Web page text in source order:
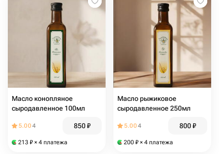
Масло конопляное
сыродавленное 100мл
5.004 850₽
213 ₽ × 4 платежа
Масло рыжиковое
сыродавленное 250мл
5.004 800₽
200 ₽ × 4 платежа